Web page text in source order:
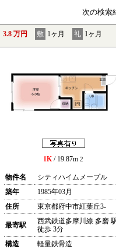
次の検
3.8 万円 敷 1ヶ月 礼 1ヶ月
1K/ 19.87m 2
物件名
シティハイムメープル
築年
1985年03月
住所
東京都府中市紅葉丘3-
最寄駅
西武鉄道多摩川線 多磨
徒歩 3分
構造
軽量鉄骨造